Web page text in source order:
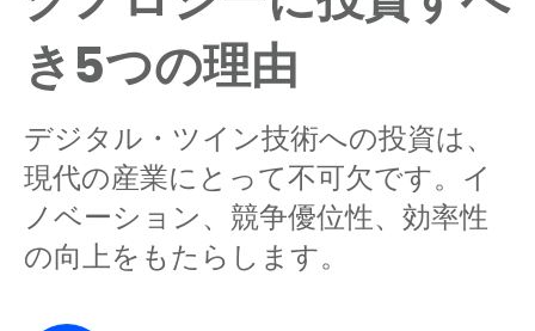
き5つの理由
デジタル・ツイン技術への投資は、
現代の産業にとって不可欠です。イ
ノベーション、競争優位性、効率性
の向上をもたらします。